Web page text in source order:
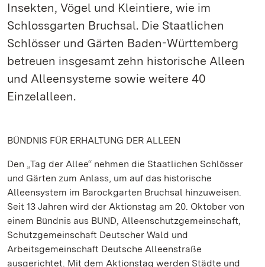
Insekten, Vögel und Kleintiere, wie im
Schlossgarten Bruchsal. Die Staatlichen
Schlösser und Gärten Baden-Württemberg
betreuen insgesamt zehn historische Alleen
und Alleensysteme sowie weitere 40
Einzelalleen.
BÜNDNIS FÜR ERHALTUNG DER ALLEEN
Den „Tag der Allee“ nehmen die Staatlichen Schlösser
und Gärten zum Anlass, um auf das historische
Alleensystem im Barockgarten Bruchsal hinzuweisen.
Seit 13 Jahren wird der Aktionstag am 20. Oktober von
einem Bündnis aus BUND, Alleenschutzgemeinschaft,
Schutzgemeinschaft Deutscher Wald und
Arbeitsgemeinschaft Deutsche Alleenstraße
ausgerichtet. Mit dem Aktionstag werden Städte und